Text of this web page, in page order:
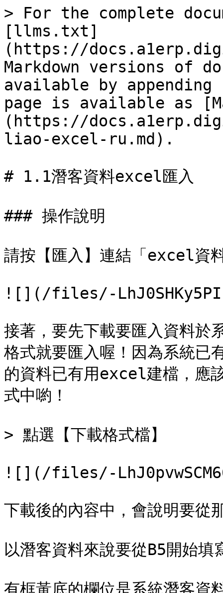
> For the complete
[llms.txt]
(https://
Markdown versions of
available by
page is available as
(https://
liao-excel-ru.md).
# 1.1潛客資料excel匯入
### 操作說明
請按【匯入】連結「excel資
![](/files/-
接著，要先下載要匯入資料
格式就要匯入喔！因為系統已
的資料已有用excel建檔，應
式中喲！
> 點選【下載格式檔】
![](/files/-
下載後的內容中，會說明要從
以潛客資料來說要從B5開始
有框黃底的欄位是系統潛客資